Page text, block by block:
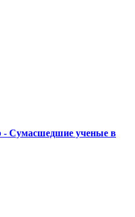
- Сумасшедшие ученые в